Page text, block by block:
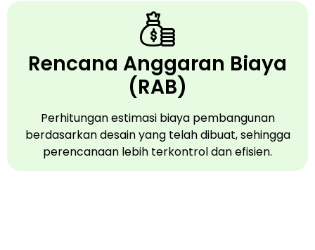
Rencana Anggaran Biaya
(RAB)
Perhitungan estimasi biaya pembangunan
berdasarkan desain yang telah dibuat, sehingga
perencanaan lebih terkontrol dan efisien.